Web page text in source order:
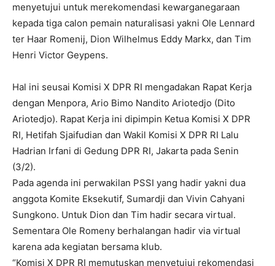
menyetujui untuk merekomendasi kewarganegaraan
kepada tiga calon pemain naturalisasi yakni Ole Lennard
ter Haar Romenij, Dion Wilhelmus Eddy Markx, dan Tim
Henri Victor Geypens.
Hal ini seusai Komisi X DPR RI mengadakan Rapat Kerja
dengan Menpora, Ario Bimo Nandito Ariotedjo (Dito
Ariotedjo). Rapat Kerja ini dipimpin Ketua Komisi X DPR
RI, Hetifah Sjaifudian dan Wakil Komisi X DPR RI Lalu
Hadrian Irfani di Gedung DPR RI, Jakarta pada Senin
(3/2).
Pada agenda ini perwakilan PSSI yang hadir yakni dua
anggota Komite Eksekutif, Sumardji dan Vivin Cahyani
Sungkono. Untuk Dion dan Tim hadir secara virtual.
Sementara Ole Romeny berhalangan hadir via virtual
karena ada kegiatan bersama klub.
“Komisi X DPR RI memutuskan menyetujui rekomendasi